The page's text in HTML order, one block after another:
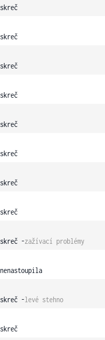
skreč
skreč
skreč
skreč
skreč
skreč
skreč
skreč
skreč -zažívací problémy
nenastoupila
skreč -levé stehno
skreč